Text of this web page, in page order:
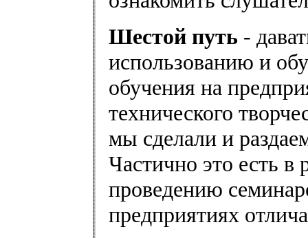
Шестой путь -
использованию и
обучения на
технического
мы сделали и
Частично это есть
проведению
предприятиях